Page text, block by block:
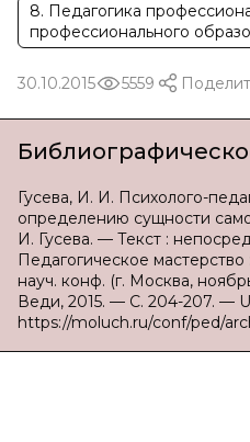
8. Педагогика
профессионального
30.10.2015 5559
Гусева, И. И. Психолого-
определению сущности
И. Гусева. — Текст :
Педагогическое
науч. конф. (г. Москва,
Веди, 2015. — С. 204-207. —
https://moluch.ru/conf/ped/